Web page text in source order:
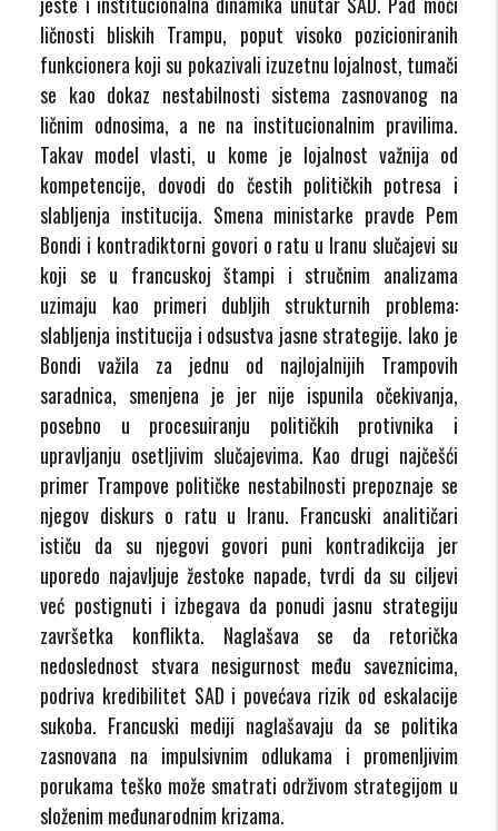
ličnosti bliskih Trampu, poput visoko pozicioniranih
funkcionera koji su pokazivali izuzetnu lojalnost, tumači
se kao dokaz nestabilnosti sistema zasnovanog na
ličnim odnosima, a ne na institucionalnim pravilima.
Takav model vlasti, u kome je lojalnost važnija od
kompetencije, dovodi do čestih političkih potresa i
slabljenja institucija. Smena ministarke pravde Pem
Bondi i kontradiktorni govori o ratu u Iranu slučajevi su
koji se u francuskoj štampi i stručnim analizama
uzimaju kao primeri dubljih strukturnih problema:
slabljenja institucija i odsustva jasne strategije. Iako je
Bondi važila za jednu od najlojalnijih Trampovih
saradnica, smenjena je jer nije ispunila očekivanja,
posebno u procesuiranju političkih protivnika i
upravljanju osetljivim slučajevima. Kao drugi najčešći
primer Trampove političke nestabilnosti prepoznaje se
njegov diskurs o ratu u Iranu. Francuski analitičari
ističu da su njegovi govori puni kontradikcija jer
uporedo najavljuje žestoke napade, tvrdi da su ciljevi
već postignuti i izbegava da ponudi jasnu strategiju
završetka konflikta. Naglašava se da retorička
nedoslednost stvara nesigurnost među saveznicima,
podriva kredibilitet SAD i povećava rizik od eskalacije
sukoba. Francuski mediji naglašavaju da se politika
zasnovana na impulsivnim odlukama i promenljivim
porukama teško može smatrati održivom strategijom u
složenim međunarodnim krizama.